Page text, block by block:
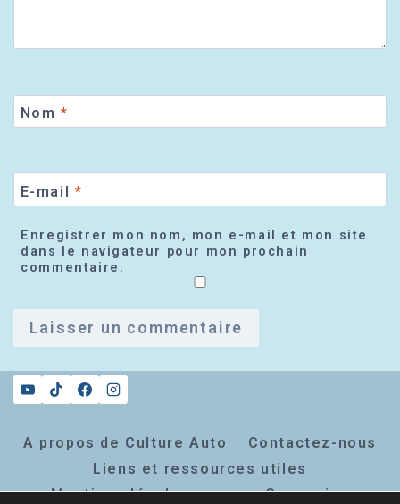
Nom *
E-mail *
Enregistrer mon nom, mon e-mail et mon site
dans le navigateur pour mon prochain
commentaire.
A propos de Culture Auto
Contactez-nous
Liens et ressources utiles
Mentions légales
Connexion